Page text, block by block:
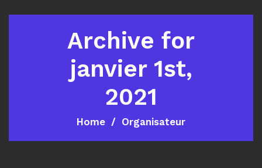
Archive for
janvier 1st,
2021
Home Organisateur